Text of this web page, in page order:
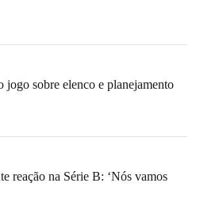
jogo sobre elenco e planejamento
reação na Série B: ‘Nós vamos